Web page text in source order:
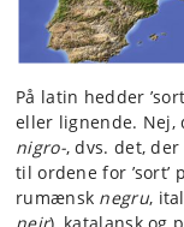
På latin hedder
eller lignende. Nej,
nigro-, dvs. det,
til ordene for ’sort’
rumænsk negru,